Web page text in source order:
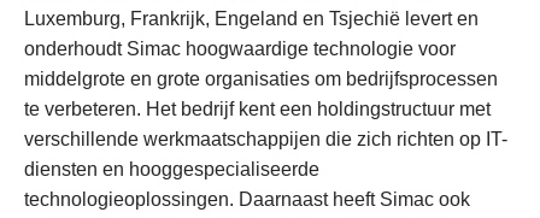
Luxemburg, Frankrijk, Engeland en Tsjechië levert en
onderhoudt Simac hoogwaardige technologie voor
middelgrote en grote organisaties om bedrijfsprocessen
te verbeteren. Het bedrijf kent een holdingstructuur met
verschillende werkmaatschappijen die zich richten op IT-
diensten en hooggespecialiseerde
technologieoplossingen. Daarnaast heeft Simac ook